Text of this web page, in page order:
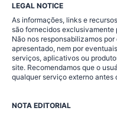
LEGAL NOTICE
As informações, links e
são fornecidos exclusivamente
Não nos responsabilizamos
apresentado, nem por
serviços, aplicativos ou
site. Recomendamos que o
qualquer serviço externo antes
NOTA EDITORIAL